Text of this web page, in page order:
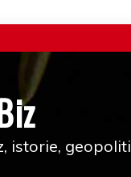
istorie,